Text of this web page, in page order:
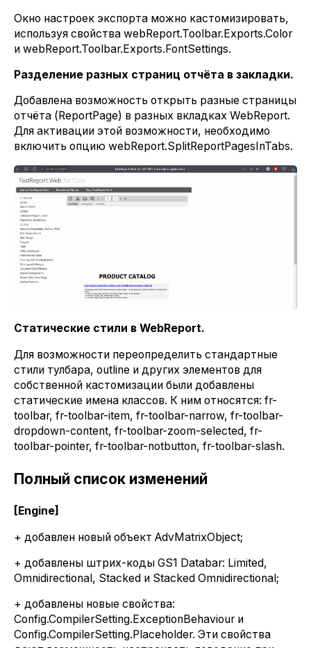
Окно настроек экспорта можно кастомизировать,
используя свойства webReport.Toolbar.Exports.Color
и webReport.Toolbar.Exports.FontSettings.
Разделение разных страниц отчёта в закладки.
Добавлена возможность открыть разные страницы
отчёта (ReportPage) в разных вкладках WebReport.
Для активации этой возможности, необходимо
включить опцию webReport.SplitReportPagesInTabs.
Статические стили в WebReport.
Для возможности переопределить стандартные
стили тулбара, outline и других элементов для
собственной кастомизации были добавлены
статические имена классов. К ним относятся: fr-
toolbar, fr-toolbar-item, fr-toolbar-narrow, fr-toolbar-
dropdown-content, fr-toolbar-zoom-selected, fr-
toolbar-pointer, fr-toolbar-notbutton, fr-toolbar-slash.
Полный список изменений
[Engine]
+ добавлен новый объект AdvMatrixObject;
+ добавлены штрих-коды GS1 Databar: Limited,
Omnidirectional, Stacked и Stacked Omnidirectional;
+ добавлены новые свойства:
Config.CompilerSetting.ExceptionBehaviour и
Config.CompilerSetting.Placeholder. Эти свойства